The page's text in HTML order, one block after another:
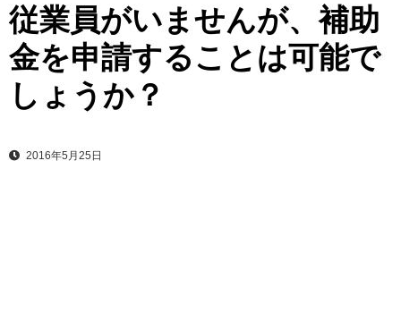
従業員がいませんが、補助
金を申請することは可能で
しょうか？
2016年5月25日